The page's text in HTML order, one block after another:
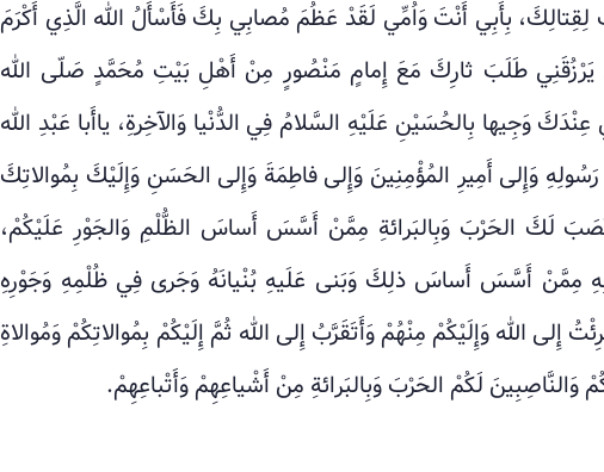
بِأَبِي أَنْتَ وَاُمِّي لَقَدْ عَظُمَ مُصابِي بِكَ فَأَسْأَلُ الله الَّذِي أَكْرَمَ
طَلَبَ ثارِكَ مَعَ إِمامٍ مَنْصُورٍ مِنْ أَهْلِ بَيْتِ مُحَمَّدٍ صَلّى الله
وَجِيها بِالحُسَيْنِ عَلَيْهِ السَّلامُ فِي الدُّنْيا وَالآخِرةِ، ياأَبا عَبْدِ الله
رَسُولِهِ وَإِلى أَمِيرِ المُؤْمِنِينَ وَإِلى فاطِمَةَ وَإِلى الحَسَنِ وَإِلَيْكَ بِمُوالاتِكَ
لَكَ الحَرْبَ وَبِالبَرائةِ مِمَّنْ أَسَّسَ أَساسَ الظُّلْمِ وَالجَوْرِ عَلَيْكُمْ،
مِمَّنْ أَسَّسَ أَساسَ ذلِكَ وَبَنى عَلَيهِ بُنْيانَهُ وَجَرى فِي ظُلْمِهِ وَجَوْرِهِ
إِلى الله وَإِلَيْكُمْ مِنْهُمْ وَأَتَقَرَّبُ إِلى الله ثُمَّ إِلَيْكُمْ بِمُوالاتِكُمْ وَمُوالاةِ
وَالنَّاصِبِينَ لَكُمْ الحَرْبَ وَبِالبَرائةِ مِنْ أَشْياعِهِمْ وَأَتْباعِهِمْ.